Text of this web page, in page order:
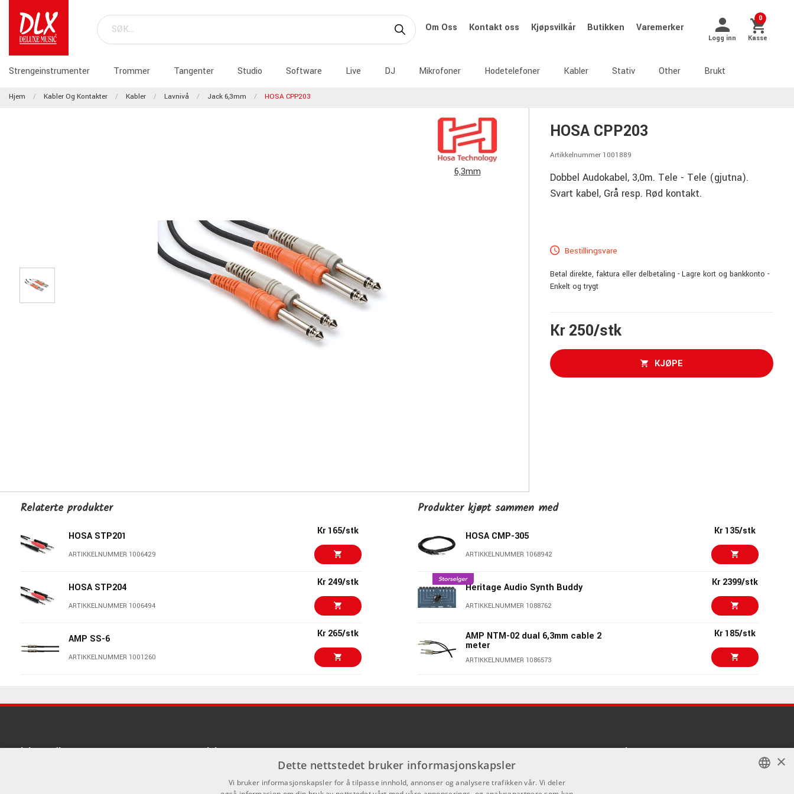
Om Oss Kontakt oss Kjøpsvilkår Butikken Varemerker
Logg inn
0
Kasse
Strengeinstrumenter Trommer Tangenter Studio Software Live DJ Mikrofoner Hodetelefoner Kabler Stativ Other Brukt
Hjem Kabler Og Kontakter Kabler Lavnivå Jack 6,3mm HOSA CPP203
6,3mm
HOSA CPP203
Artikkelnummer 1001889
Dobbel Audokabel, 3,0m. Tele - Tele (gjutna).
Svart kabel, Grå resp. Rød kontakt.
Bestillingsvare
Betal direkte, faktura eller delbetaling - Lagre kort og bankkonto -
Enkelt og trygt
Kr 250/stk
KJØPE
Relaterte produkter
HOSA STP201
ARTIKKELNUMMER 1006429
Kr 165/stk
HOSA STP204
ARTIKKELNUMMER 1006494
Kr 249/stk
AMP SS-6
ARTIKKELNUMMER 1001260
Kr 265/stk
ARTIKKELNUMMER 1006383
Kr 150/stk
Produkter kjøpt sammen med
HOSA CMP-305
ARTIKKELNUMMER 1068942
Kr 135/stk
Heritage Audio Synth Buddy
ARTIKKELNUMMER 1088762
Kr 2399/stk
AMP NTM-02 dual 6,3mm cable 2
meter
ARTIKKELNUMMER 1086573
Kr 185/stk
audio cable, 3.5 mm - 3.5 mm
ARTIKKELNUMMER 1090739
Sosiale medier Linker Kontakt ×
Dette nettstedet bruker informasjonskapsler
Vi bruker informasjonskapsler for å tilpasse innhold, annonser og analysere trafikken vår. Vi deler